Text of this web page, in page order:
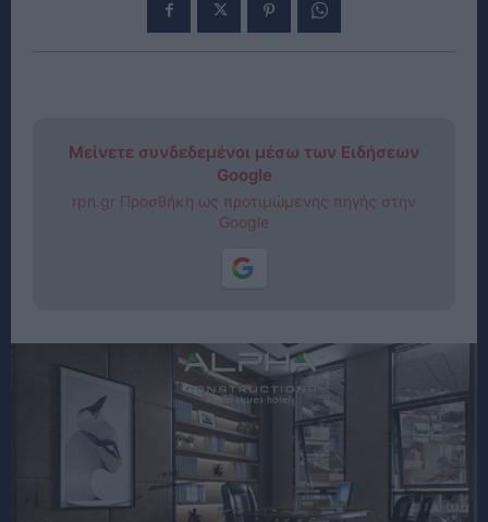
Μείνετε συνδεδεμένοι μέσω των Ειδήσεων
Google
rpn.gr Προσθήκη ως προτιμώμενης πηγής στην
Google